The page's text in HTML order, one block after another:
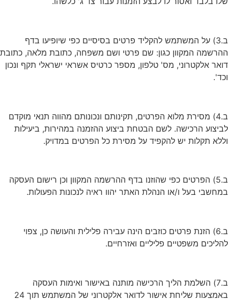
ב.3) על המשתמש להקליד פרטים בסיסיים כפי שיופיעו בדף
ההרשמה המקוון כגון: שם פרטי ושם משפחה, כתובת מלאה, כתובת
דואר אלקטרוני, מס' טלפון, מספר כרטיס אשראי ישראלי תקף ונכון
וכד'.
ב.4) מסירת מלוא הפרטים, תקינותם ונכונותם מהווה תנאי מוקדם
לביצוע הרכישה. לשם הבטחת ביצוע ההזמנה במהירות, ביעילות
וללא תקלות יש להקפיד על מסירת כל הפרטים במדויק.
ב.5) הפרטים כפי שהוזנו בדף ההרשמה המקוון וכן רישום העסקה
במחשבי בעל ו/או הנהלת האתר יהוו ראיה לנכונות הפעולות.
ב.6) הזנת פרטים כוזבים הינה עבירה פלילית והעושה כן, צפוי
להליכים משפטיים פליליים ואזרחיים.
ב.7) השלמת הליך הרכישה מותנה באישור ואימות העסקה
באמצעות שליחת אישור לדואר אלקטרוני של המשתמש תוך 24